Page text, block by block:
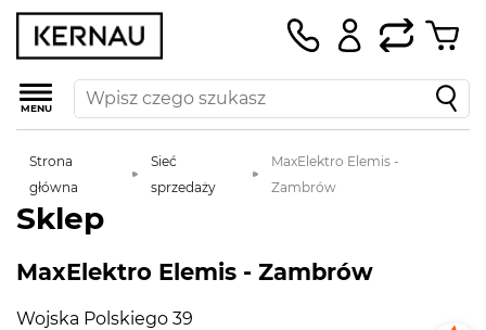
MENU
Strona
główna
Sieć
sprzedaży
MaxElektro Elemis -
Zambrów
Sklep
MaxElektro Elemis - Zambrów
Wojska Polskiego 39